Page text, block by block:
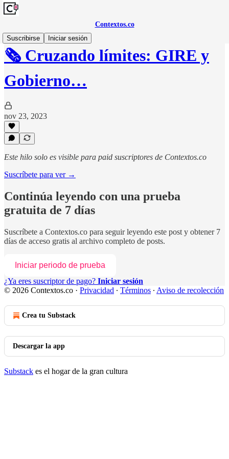
Contextos.co
Suscribirse
Iniciar sesión
🗞️ Cruzando límites: GIRE y
Gobierno…
nov 23, 2023
Este hilo solo es visible para paid suscriptores de Contextos.co
Suscríbete para ver →
Continúa leyendo con una prueba
gratuita de 7 días
Suscríbete a Contextos.co para seguir leyendo este post y obtener 7
días de acceso gratis al archivo completo de posts.
Iniciar periodo de prueba
¿Ya eres suscriptor de pago? Iniciar sesión
© 2026 Contextos.co · Privacidad ∙ Términos ∙ Aviso de recolección
Crea tu Substack
Descargar la app
Substack es el hogar de la gran cultura